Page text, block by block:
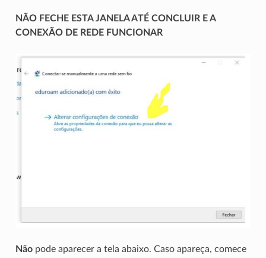
NÃO FECHE ESTA JANELA ATÉ CONCLUIR E A
CONEXÃO DE REDE FUNCIONAR
Nãopode aparecer a tela abaixo. Caso apareça, comece